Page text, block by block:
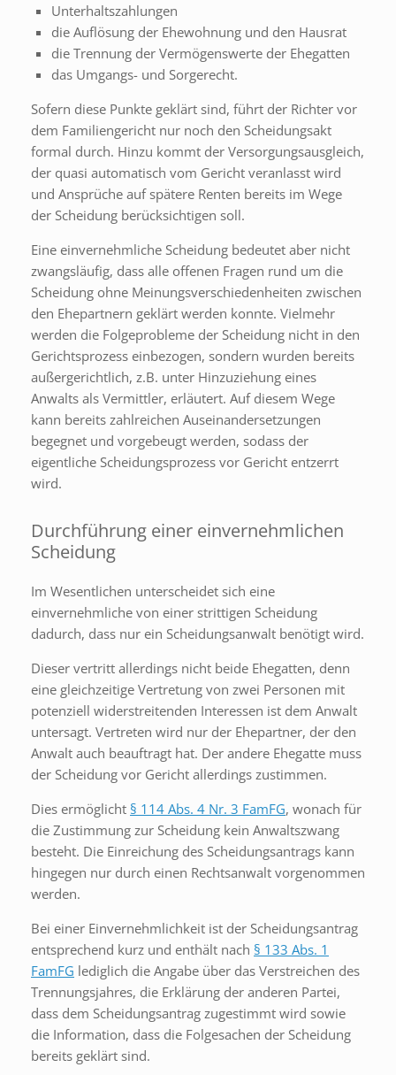
Unterhaltszahlungen
die Auflösung der Ehewohnung und den Hausrat
die Trennung der Vermögenswerte der Ehegatten
das Umgangs- und Sorgerecht.
Sofern diese Punkte geklärt sind, führt der Richter vor
dem Familiengericht nur noch den Scheidungsakt
formal durch. Hinzu kommt der Versorgungsausgleich,
der quasi automatisch vom Gericht veranlasst wird
und Ansprüche auf spätere Renten bereits im Wege
der Scheidung berücksichtigen soll.
Eine einvernehmliche Scheidung bedeutet aber nicht
zwangsläufig, dass alle offenen Fragen rund um die
Scheidung ohne Meinungsverschiedenheiten zwischen
den Ehepartnern geklärt werden konnte. Vielmehr
werden die Folgeprobleme der Scheidung nicht in den
Gerichtsprozess einbezogen, sondern wurden bereits
außergerichtlich, z.B. unter Hinzuziehung eines
Anwalts als Vermittler, erläutert. Auf diesem Wege
kann bereits zahlreichen Auseinandersetzungen
begegnet und vorgebeugt werden, sodass der
eigentliche Scheidungsprozess vor Gericht entzerrt
wird.
Durchführung einer einvernehmlichen
Scheidung
Im Wesentlichen unterscheidet sich eine
einvernehmliche von einer strittigen Scheidung
dadurch, dass nur ein Scheidungsanwalt benötigt wird.
Dieser vertritt allerdings nicht beide Ehegatten, denn
eine gleichzeitige Vertretung von zwei Personen mit
potenziell widerstreitenden Interessen ist dem Anwalt
untersagt. Vertreten wird nur der Ehepartner, der den
Anwalt auch beauftragt hat. Der andere Ehegatte muss
der Scheidung vor Gericht allerdings zustimmen.
Dies ermöglicht § 114 Abs. 4 Nr. 3 FamFG, wonach für
die Zustimmung zur Scheidung kein Anwaltszwang
besteht. Die Einreichung des Scheidungsantrags kann
hingegen nur durch einen Rechtsanwalt vorgenommen
werden.
Bei einer Einvernehmlichkeit ist der Scheidungsantrag
entsprechend kurz und enthält nach § 133 Abs. 1
FamFG lediglich die Angabe über das Verstreichen des
Trennungsjahres, die Erklärung der anderen Partei,
dass dem Scheidungsantrag zugestimmt wird sowie
die Information, dass die Folgesachen der Scheidung
bereits geklärt sind.